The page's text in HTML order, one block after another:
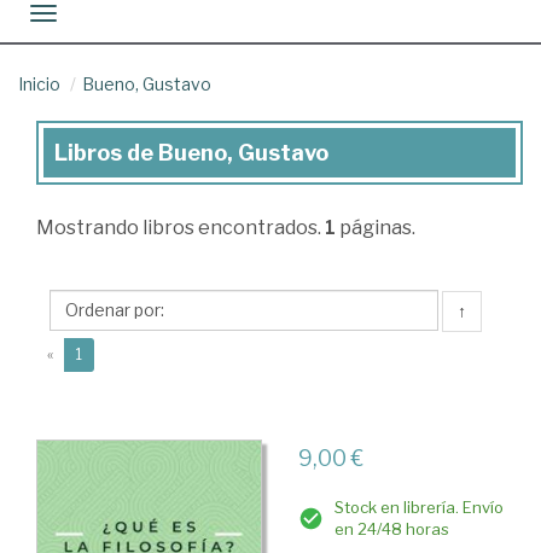
Toggle navigation
Inicio Bueno, Gustavo
Libros
Bueno,
Libros de Bueno, Gustavo
Mostrando libros encontrados. 1 páginas.
↑
« 1
9,00 €
Stock en librería. Envío
en 24/48 horas